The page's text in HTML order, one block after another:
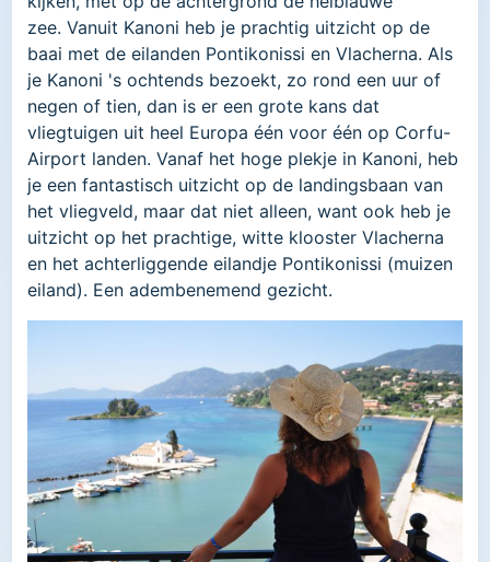
zee. Vanuit Kanoni heb je prachtig uitzicht op de
baai met de eilanden Pontikonissi en Vlacherna. Als
je Kanoni 's ochtends bezoekt, zo rond een uur of
negen of tien, dan is er een grote kans dat
vliegtuigen uit heel Europa één voor één op Corfu-
Airport landen. Vanaf het hoge plekje in Kanoni, heb
je een fantastisch uitzicht op de landingsbaan van
het vliegveld, maar dat niet alleen, want ook heb je
uitzicht op het prachtige, witte klooster Vlacherna
en het achterliggende eilandje Pontikonissi (muizen
eiland). Een adembenemend gezicht.